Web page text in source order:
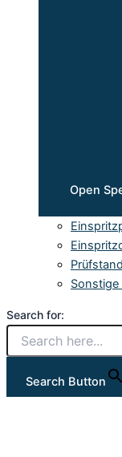
Open
Sonstige
Search for:
Search Button